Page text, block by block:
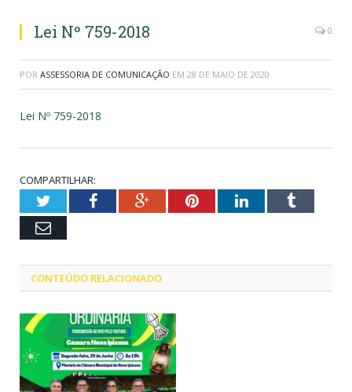
Lei Nº 759-2018 0
POR ASSESSORIA DE COMUNICAÇÃO EM 28 DE MAIO DE 2020
Lei Nº 759-2018
COMPARTILHAR:
TwitterFacebookGoogle+PinterestLinkedInTumblr
Email
CONTEÚDO RELACIONADO